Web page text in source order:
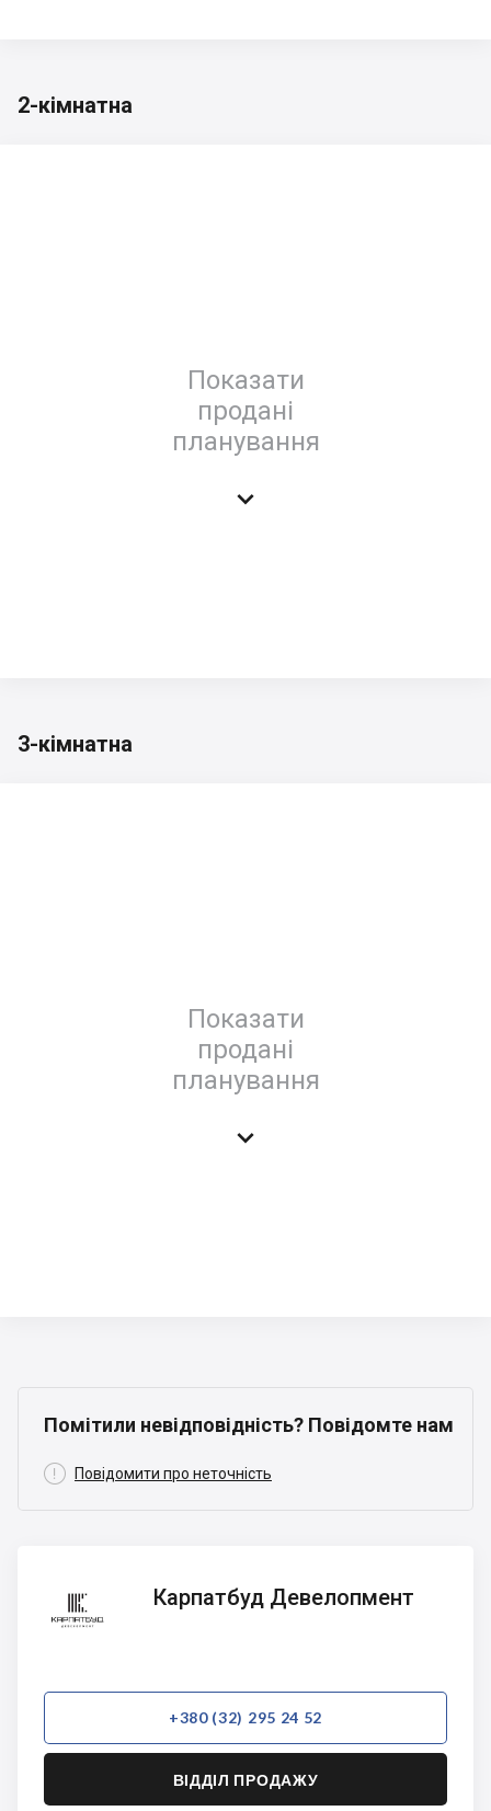
2-кімнатна
Показати
продані
планування

3-кімнатна
Показати
продані
планування

Помітили невідповідність? Повідомте нам
 Повідомити про неточність
ДевелопментКарпатбуд Девелопмент
+380 (32) 295 24 52
ВІДДІЛ ПРОДАЖУ